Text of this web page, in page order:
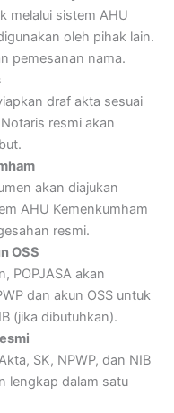
melalui sistem AHU
oleh pihak lain.
pemesanan nama.
draf akta sesuai
resmi akan
akan diajukan
AHU Kemenkumham
resmi.
OSS
POPJASA akan
dan akun OSS untuk
(jika dibutuhkan).
SK, NPWP, dan NIB
lengkap dalam satu